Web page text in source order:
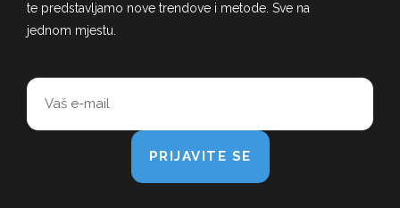
te predstavljamo nove trendove i metode. Sve na
jednom mjestu.
PRIJAVITE SE